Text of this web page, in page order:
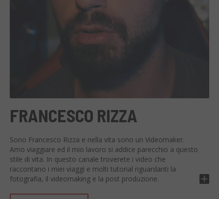
FRANCESCO RIZZA
Sono Francesco Rizza e nella vita sono un Videomaker.
Amo viaggiare ed il mio lavoro si addice parecchio a questo
stile di vita. In questo canale troverete i video che
raccontano i miei viaggi e molti tutorial riguardanti la
fotografia, il videomaking e la post produzione.